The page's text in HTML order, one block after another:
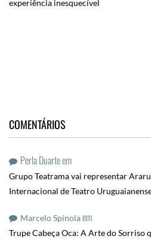
experiência inesquecível
COMENTÁRIOS
Perla Duarteem
Grupo Teatrama vai representar
Internacional de Teatro
Marcelo Spinolaem
Trupe Cabeça Oca: A Arte do Sorriso